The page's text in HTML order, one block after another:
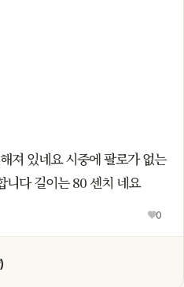
져 있네요 시중에 팔로가 없는
니다 길이는 80 센치 네요
♥0